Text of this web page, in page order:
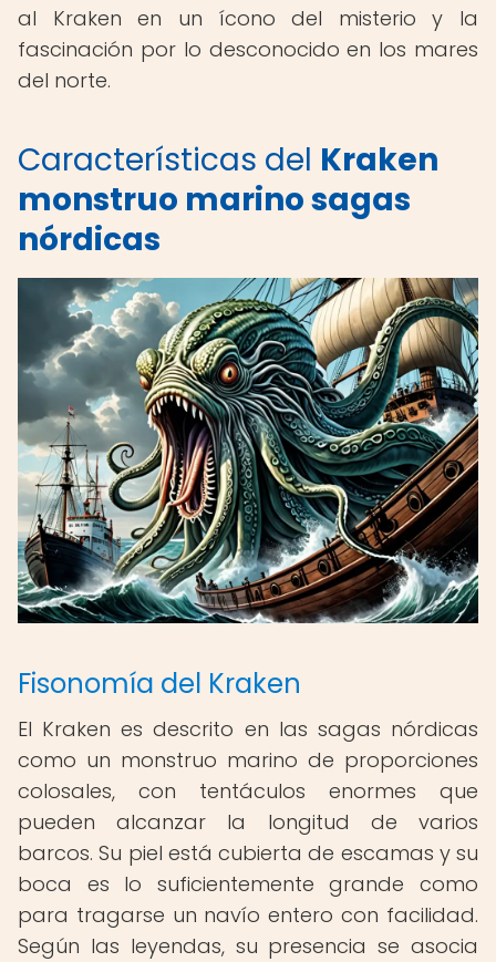
al Kraken en un ícono del misterio y la
fascinación por lo desconocido en los mares
del norte.
Características del Kraken
monstruo marino sagas
nórdicas
Fisonomía del Kraken
El Kraken es descrito en las sagas nórdicas
como un monstruo marino de proporciones
colosales, con tentáculos enormes que
pueden alcanzar la longitud de varios
barcos. Su piel está cubierta de escamas y su
boca es lo suficientemente grande como
para tragarse un navío entero con facilidad.
Según las leyendas, su presencia se asocia